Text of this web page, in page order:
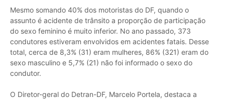
Mesmo somando 40% dos motoristas do DF, quando o
assunto é acidente de trânsito a proporção de participação
do sexo feminino é muito inferior. No ano passado, 373
condutores estiveram envolvidos em acidentes fatais. Desse
total, cerca de 8,3% (31) eram mulheres, 86% (321) eram do
sexo masculino e 5,7% (21) não foi informado o sexo do
condutor.
O Diretor-geral do Detran-DF, Marcelo Portela, destaca a